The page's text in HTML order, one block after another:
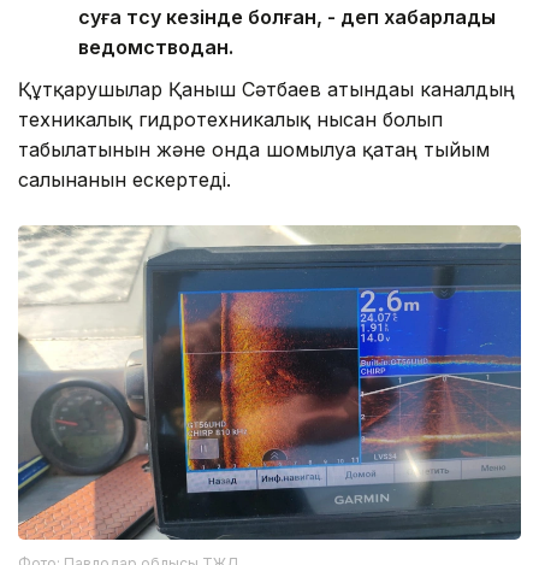
суға түсу кезінде болған, - деп хабарлады
ведомстводан.
Құтқарушылар Қаныш Сәтбаев атындағы каналдың
техникалық гидротехникалық нысан болып
табылатынын және онда шомылуға қатаң тыйым
салынғанын ескертеді.